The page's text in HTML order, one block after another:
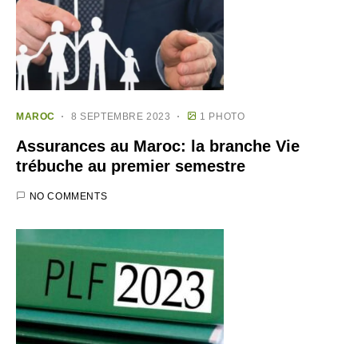
MAROC 8 SEPTEMBRE 2023 1 PHOTO
Assurances au Maroc: la branche Vie
trébuche au premier semestre
NO COMMENTS